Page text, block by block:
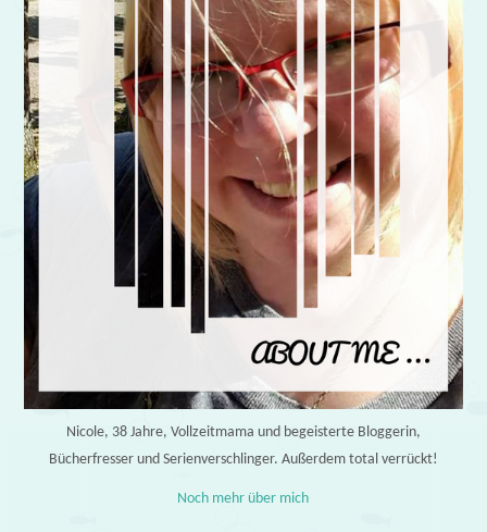
Nicole, 38 Jahre, Vollzeitmama und begeisterte Bloggerin,
Bücherfresser und Serienverschlinger. Außerdem total verrückt!
Noch mehr über mich